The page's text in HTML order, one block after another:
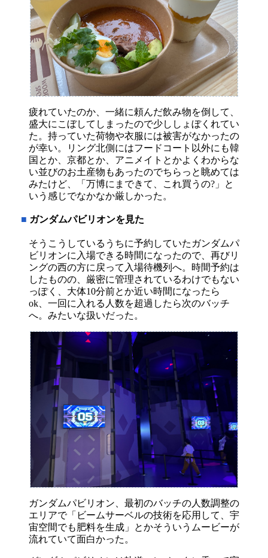
疲れていたのか、一緒に頼んだ飲み物を倒して、
盛大にこぼしてしまったので少ししょぼくれてい
た。持っていた荷物や衣服には被害がなかったの
が幸い。リング北側にはフードコート以外にも韓
国とか、京都とか、アニメイトとかよくわからな
い並びのお土産物もあったのでちらっと眺めては
みたけど、「万博にまできて、これ買うの?」と
いう感じでなかなか厳しかった。
■ ガンダムパビリオンを見た
そうこうしているうちに予約していたガンダムパ
ビリオンに入場できる時間になったので、再びリ
ングの西の方に戻って入場待機列へ。時間予約は
したものの、厳密に管理されているわけでもない
っぽく、大体10分前とか近い時間になったら
ok、一回に入れる人数を超過したら次のバッチ
へ。みたいな扱いだった。
ガンダムパビリオン、最初のバッチの人数調整の
エリアで「ビームサーベルの技術を応用して、宇
宙空間でも肥料を生成」とかそういうムービーが
流れていて面白かった。